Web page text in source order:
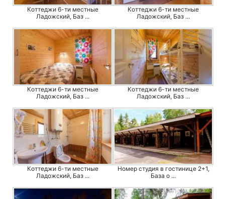
Коттеджи 6-ти местные
Ладожский, Баз ...
Коттеджи 6-ти местные
Ладожский, Баз ...
Коттеджи 6-ти местные
Ладожский, Баз ...
Коттеджи 6-ти местные
Ладожский, Баз ...
Коттеджи 6-ти местные
Ладожский, Баз ...
Номер студия в гостинице 2+1,
База о ...